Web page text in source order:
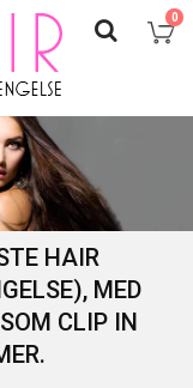
0
HAIR
MED
CLIP IN